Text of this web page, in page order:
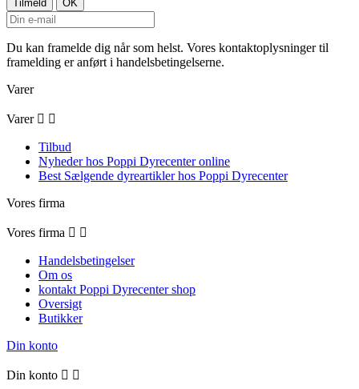
Du kan framelde dig når som helst. Vores kontaktoplysninger til
framelding er anført i handelsbetingelserne.
Varer
Varer  
Tilbud
Nyheder hos Poppi Dyrecenter online
Best Sælgende dyreartikler hos Poppi Dyrecenter
Vores firma
Vores firma  
Handelsbetingelser
Om os
kontakt Poppi Dyrecenter shop
Oversigt
Butikker
Din konto
Din konto  